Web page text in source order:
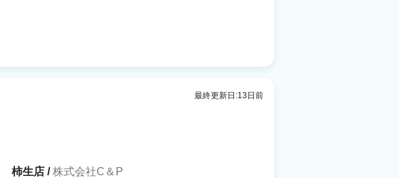
最終更新日:13日前
柿生店 /株式会社C＆P